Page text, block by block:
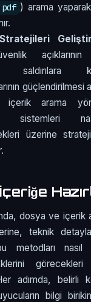
) arama
saldırılara
güçlendirilmesi
arama
sistemleri
üzerine
dosya ve içerik
teknik
bu metodları
adımda, belirli
bilgi